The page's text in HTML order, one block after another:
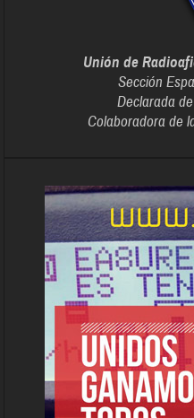
Unión de
Sección
Declarada
Colaboradora de